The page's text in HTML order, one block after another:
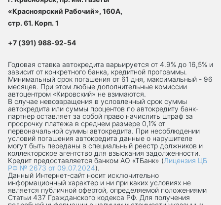
«Красноярский Рабочий», 160А,
стр. 61. Корп. 1
+7 (391) 988-92-54
Годовая ставка автокредита варьируется от 4.9% до 16,5% и
зависит от конкретного банка, кредитной программы.
Минимальный срок погашения от 61 дня, максимальный - 96
месяцев. При этом любые дополнительные комиссии
автоцентром «Кировский» не взимаются.
В случае невозвращения в условленный срок суммы
автокредита или суммы процентов по автокредиту банк-
партнер оставляет за собой право начислить штраф за
просрочку платежа в среднем размере 0,1% от
первоначальной суммы автокредита. При несоблюдении
условий погашения автокредита данные о нарушителе
могут быть переданы в специальный реестр должников и
коллекторское агентство для взыскания задолженности.
Кредит предоставляется банком АО «ТБанк» (Лицензия ЦБ
РФ № 2673 от 09.07.2024).
Данный Интернет-сaйт носит исключительно
информационный характер и ни при каких условиях не
является публичной офертой, определяемой положениями
Статьи 437 Гражданского кодекса РФ. Для получения